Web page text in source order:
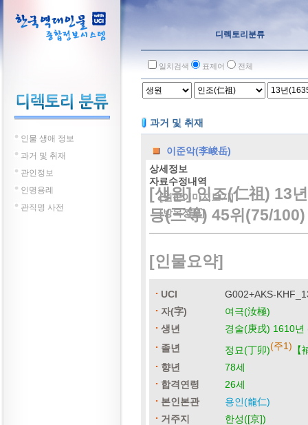
인물 생애 정보
과거 및 취재
관인정보
인명용례
관직명 사전
디렉토리분류
일치검색 표제어 전체
과거 및 취재
이준악(李峻岳)
상세정보
자료수정내역
[원문이미지보기]
[방목정보]
[생원] 인조(仁祖) 13
등(三等) 45위(75/100)
[인물요약]
UCI
G002+AKS-
자(字)
여극(汝極)
생년
경술(庚戌) 1610년
졸년
정묘(丁卯)(주1)
향년
78세
합격연령
26세
본인본관
용인(龍仁)
거주지
한성([京])